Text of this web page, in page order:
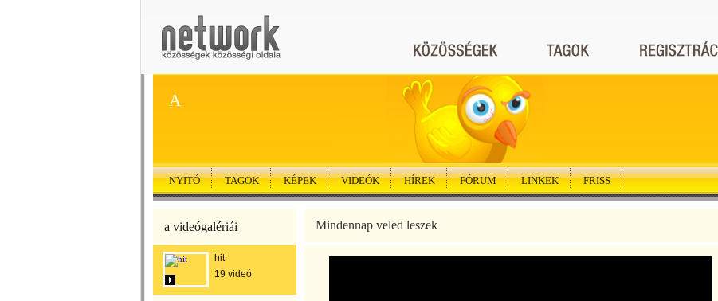
A
NYITÓ TAGOK KÉPEK VIDEÓK HÍREK FÓRUM LINKEK FRISS
a videógalériái
hit
19 videó
Mindennap veled leszek